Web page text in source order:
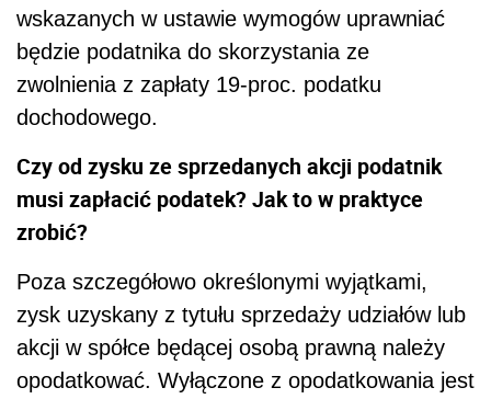
wskazanych w ustawie wymogów uprawniać
będzie podatnika do skorzystania ze
zwolnienia z zapłaty 19-proc. podatku
dochodowego.
Czy od zysku ze sprzedanych akcji podatnik
musi zapłacić podatek? Jak to w praktyce
zrobić?
Poza szczegółowo określonymi wyjątkami,
zysk uzyskany z tytułu sprzedaży udziałów lub
akcji w spółce będącej osobą prawną należy
opodatkować. Wyłączone z opodatkowania jest